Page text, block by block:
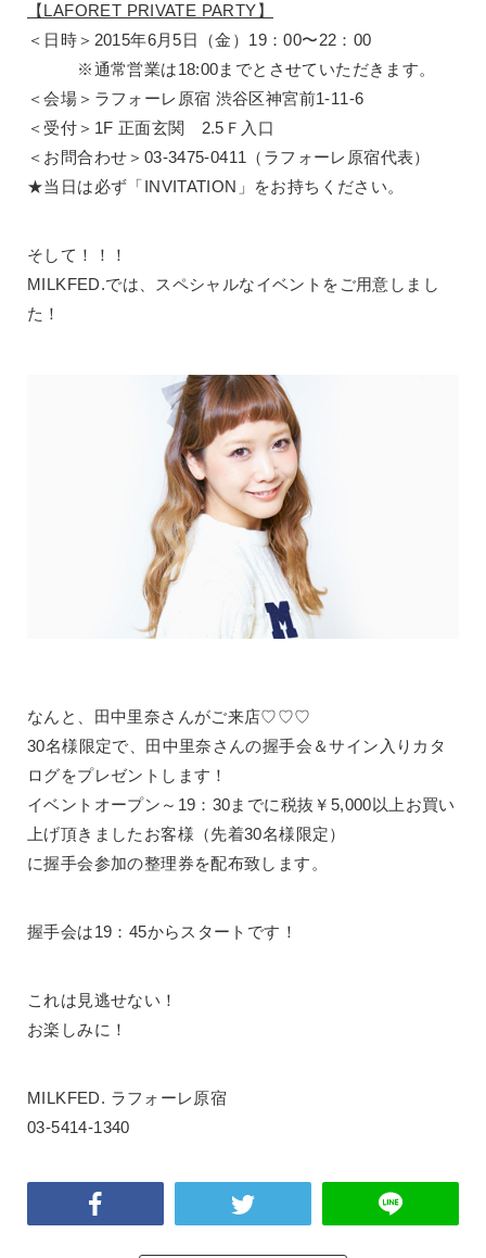
【LAFORET PRIVATE PARTY】
＜日時＞2015年6月5日（金）19：00〜22：00
※通常営業は18:00までとさせていただきます。
＜会場＞ラフォーレ原宿 渋谷区神宮前1-11-6
＜受付＞1F 正面玄関 2.5Ｆ入口
＜お問合わせ＞03-3475-0411（ラフォーレ原宿代表）
★当日は必ず「INVITATION」をお持ちください。
そして！！！
MILKFED.では、スペシャルなイベントをご用意しまし
た！
なんと、田中里奈さんがご来店♡♡♡
30名様限定で、田中里奈さんの握手会＆サイン入りカタ
ログをプレゼントします！
イベントオープン～19：30までに税抜￥5,000以上お買い
上げ頂きましたお客様（先着30名様限定）
に握手会参加の整理券を配布致します。
握手会は19：45からスタートです！
これは見逃せない！
お楽しみに！
MILKFED. ラフォーレ原宿
03-5414-1340